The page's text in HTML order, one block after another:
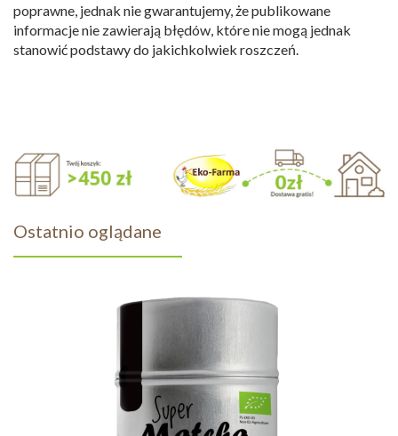
poprawne, jednak nie gwarantujemy, że publikowane
informacje nie zawierają błędów, które nie mogą jednak
stanowić podstawy do jakichkolwiek roszczeń.
Ostatnio oglądane